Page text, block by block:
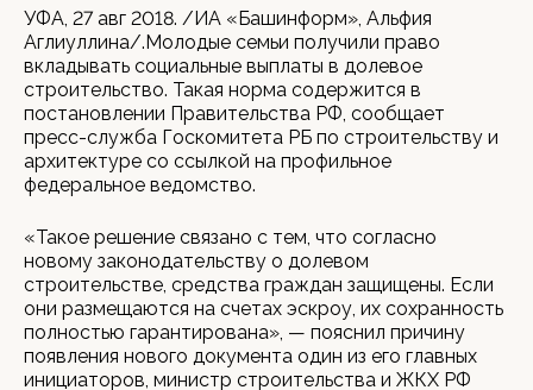
УФА, 27 авг 2018. /ИА «Башинформ», Альфия
Аглиуллина/.Молодые семьи получили право
вкладывать социальные выплаты в долевое
строительство. Такая норма содержится в
постановлении Правительства РФ, сообщает
пресс-служба Госкомитета РБ по строительству и
архитектуре со ссылкой на профильное
федеральное ведомство.
«Такое решение связано с тем, что согласно
новому законодательству о долевом
строительстве, средства граждан защищены. Если
они размещаются на счетах эскроу, их сохранность
полностью гарантирована», — пояснил причину
появления нового документа один из его главных
инициаторов, министр строительства и ЖКХ РФ